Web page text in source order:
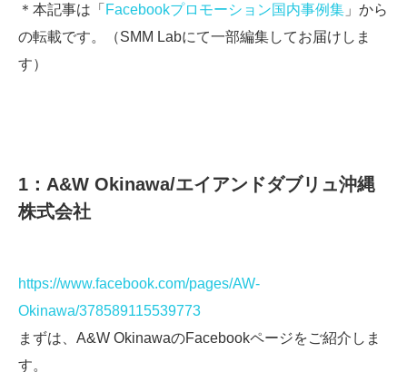
＊本記事は「 Facebookプロモーション国内事例集 」から
の転載です。（SMM Labにて一部編集してお届けしま
す）
1：A&W Okinawa/エイアンドダブリュ沖縄
株式会社
https://www.facebook.com/pages/AW-
Okinawa/378589115539773
まずは、A&W OkinawaのFacebookページをご紹介しま
す。